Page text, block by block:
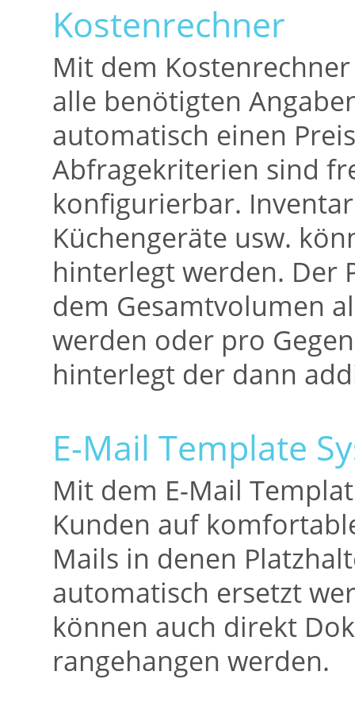
Kostenrechner
Mit dem
alle benötigten
automatisch einen
Abfragekriterien sind
konfigurierbar.
Küchengeräte usw.
hinterlegt werden. Der
dem Gesamtvolumen
werden oder pro
hinterlegt der dann
E-Mail Template
Mit dem E-Mail
Kunden auf
Mails in denen
automatisch ersetzt
können auch direkt
rangehangen werden.